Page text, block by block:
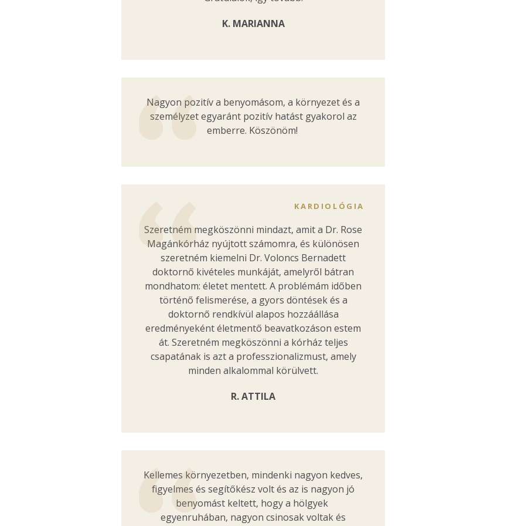
K. MARIANNA
Nagyon pozitív a benyomásom, a környezet és a
személyzet egyaránt pozitív hatást gyakorol az
emberre. Köszönöm!
KARDIOLÓGIA
Szeretném megköszönni mindazt, amit a Dr. Rose
Magánkórház nyújtott számomra, és különösen
szeretném kiemelni Dr. Voloncs Bernadett
doktornő kivételes munkáját, amelyről bátran
mondhatom: életet mentett. A problémám időben
történő felismerése, a gyors döntések és a
doktornő rendkívül alapos hozzáállása
eredményeként életmentő beavatkozáson estem
át. Szeretném megköszönni a kórház teljes
csapatának is azt a professzionalizmust, amely
minden alkalommal körülvett.
R. ATTILA
Kellemes környezetben, mindenki nagyon kedves,
figyelmes és segítőkész volt és az is nagyon jó
benyomást keltett, hogy a hölgyek
egyenruhában, nagyon csinosak voltak és